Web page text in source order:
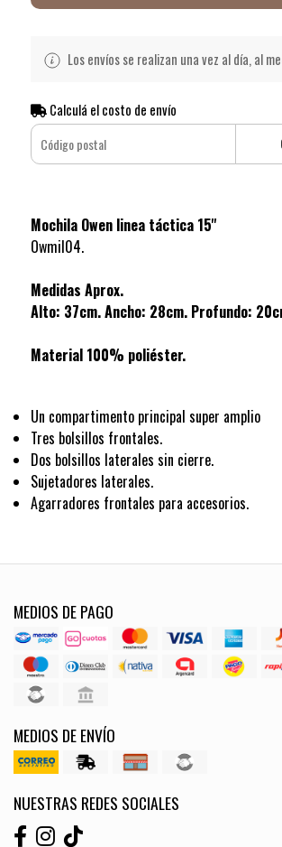
Los envíos se realizan una vez al día, al
Calculá el costo de envío
Mochila Owen linea táctica 15''
Owmil04.
Medidas Aprox.
Alto: 37cm. Ancho: 28cm. Profundo:
Material 100% poliéster.
Un compartimento principal super amplio
Tres bolsillos frontales.
Dos bolsillos laterales sin cierre.
Sujetadores laterales.
Agarradores frontales para accesorios.
MEDIOS DE PAGO
MEDIOS DE ENVÍO
NUESTRAS REDES SOCIALES